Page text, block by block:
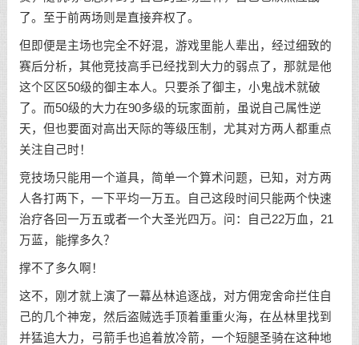
了。至于前两场则是直接弃权了。
但即便是主场也完全不好混，游戏里能人辈出，经过细致的
赛后分析，其他竞技高手已经找到大力的弱点了，那就是他
这个区区50级的御主本人。只要杀了御主，小鬼战术就破
了。而50级的大力在90多级的玩家面前，虽说自己属性逆
天，但也要面对高出天际的等级压制，尤其对方两人都重点
关注自己时！
竞技场只能用一个道具，简单一个算术问题，已知，对方两
人各打两下，一下平均一万五。自己这段时间只能两个快速
治疗各回一万五或者一个大圣光四万。问：自己22万血，21
万蓝，能撑多久？
撑不了多久啊！
这不，刚才就上演了一幕丛林追逐战，对方佣宠舍命拦住自
己的几个神宠，然后盗贼选手顶着重重火海，在丛林里找到
并猛追大力，弓箭手也追着放冷箭，一个短腿圣骑在这种地